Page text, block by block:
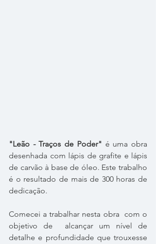
"Leão - Traços de Poder" é uma obra
desenhada com lápis de grafite e lápis
de carvão à base de óleo. Este trabalho
é o resultado de mais de 300 horas de
dedicação.
Comecei a trabalhar nesta obra  com o
objetivo de  alcançar um nível de
detalhe e profundidade que trouxesse